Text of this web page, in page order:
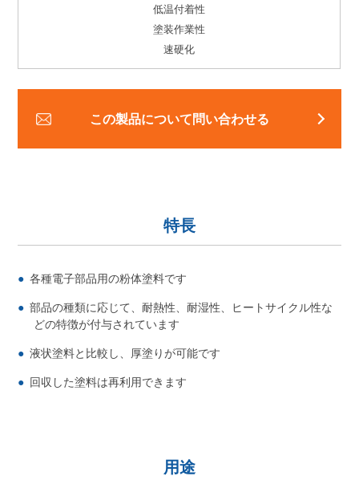
低温付着性
塗装作業性
速硬化
この製品について問い合わせる
特長
各種電子部品用の粉体塗料です
部品の種類に応じて、耐熱性、耐湿性、ヒートサイクル性な
どの特徴が付与されています
液状塗料と比較し、厚塗りが可能です
回収した塗料は再利用できます
用途